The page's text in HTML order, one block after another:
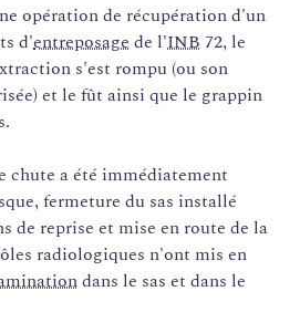
opération de récupération d'un
d'entreposage de l'INB 72, le
s'est rompu (ou son
et le fût ainsi que le grappin
chute a été immédiatement
fermeture du sas installé
de reprise et mise en route de la
radiologiques n'ont mis en
dans le sas et dans le